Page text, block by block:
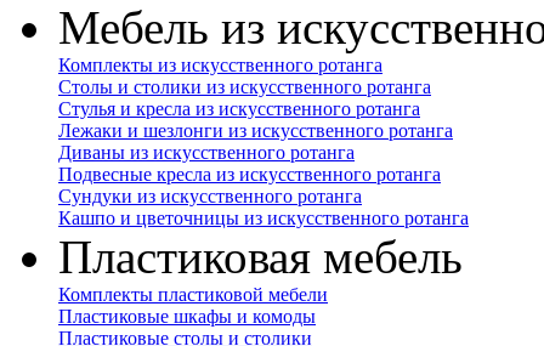
Мебель из
Комплекты из искусственного ротанга
Столы и столики из искусственного ротанга
Стулья и кресла из искусственного ротанга
Лежаки и шезлонги из искусственного ротанга
Диваны из искусственного ротанга
Подвесные кресла из искусственного ротанга
Сундуки из искусственного ротанга
Кашпо и цветочницы из искусственного ротанга
Пластиковая мебель
Комплекты пластиковой мебели
Пластиковые шкафы и комоды
Пластиковые столы и столики